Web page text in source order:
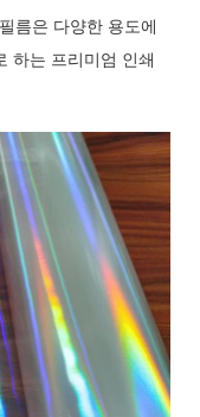
름은 다양한 용도에
하는 프리미엄 인쇄